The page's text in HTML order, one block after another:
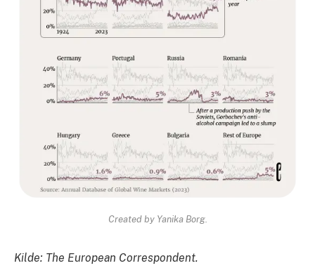
Created by Yanika Borg.
Kilde: The European Correspondent.